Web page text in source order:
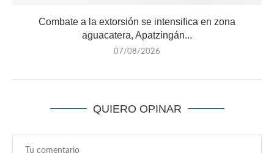
Combate a la extorsión se intensifica en zona
aguacatera, Apatzingán...
07/08/2026
QUIERO OPINAR